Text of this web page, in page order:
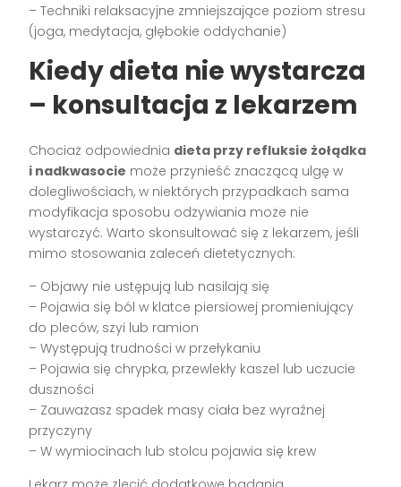
– Techniki relaksacyjne zmniejszające poziom stresu
(joga, medytacja, głębokie oddychanie)
Kiedy dieta nie wystarcza
– konsultacja z lekarzem
Chociaż odpowiednia dieta przy refluksie żołądka
i nadkwasocie może przynieść znaczącą ulgę w
dolegliwościach, w niektórych przypadkach sama
modyfikacja sposobu odżywiania może nie
wystarczyć. Warto skonsultować się z lekarzem, jeśli
mimo stosowania zaleceń dietetycznych:
– Objawy nie ustępują lub nasilają się
– Pojawia się ból w klatce piersiowej promieniujący
do pleców, szyi lub ramion
– Występują trudności w przełykaniu
– Pojawia się chrypka, przewlekły kaszel lub uczucie
duszności
– Zauważasz spadek masy ciała bez wyraźnej
przyczyny
– W wymiocinach lub stolcu pojawia się krew